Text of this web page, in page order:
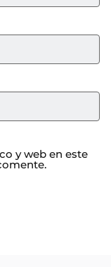
y web en este